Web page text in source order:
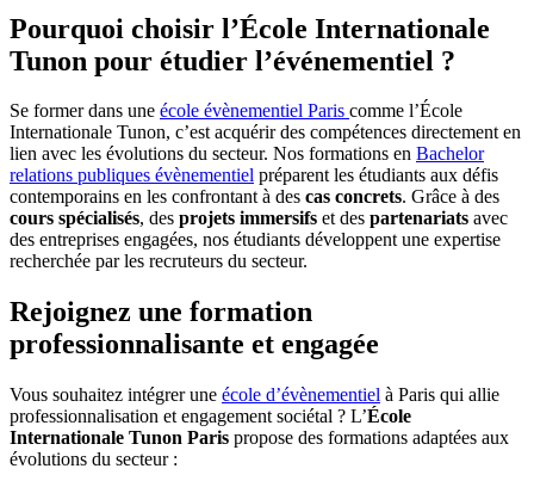
Pourquoi choisir l’École Internationale
Tunon pour étudier l’événementiel ?
Se former dans une école évènementiel Paris comme l’École
Internationale Tunon, c’est acquérir des compétences directement en
lien avec les évolutions du secteur. Nos formations en Bachelor
relations publiques évènementiel préparent les étudiants aux défis
contemporains en les confrontant à des cas concrets. Grâce à des
cours spécialisés, des projets immersifs et des partenariats avec
des entreprises engagées, nos étudiants développent une expertise
recherchée par les recruteurs du secteur.
Rejoignez une formation
professionnalisante et engagée
Vous souhaitez intégrer une école d’évènementiel à Paris qui allie
professionnalisation et engagement sociétal ? L’École
Internationale Tunon Paris propose des formations adaptées aux
évolutions du secteur :